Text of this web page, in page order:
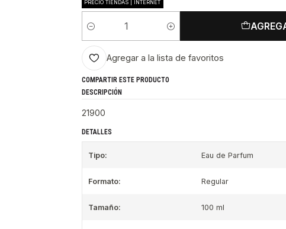
PRECIO TIENDAS | INTERNET
Cantidad
Agregar a la lista de favoritos
COMPARTIR ESTE PRODUCTO
DESCRIPCIÓN
21900
DETALLES
Tipo: Eau de Parfum
Formato: Regular
Tamaño: 100 ml